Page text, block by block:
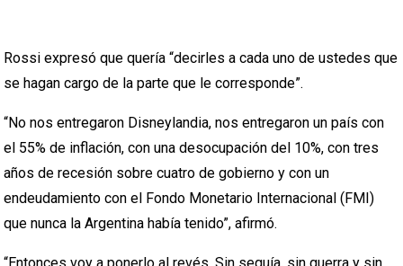
Rossi expresó que quería “decirles a cada uno de ustedes que
se hagan cargo de la parte que le corresponde”.
“No nos entregaron Disneylandia, nos entregaron un país con
el 55% de inflación, con una desocupación del 10%, con tres
años de recesión sobre cuatro de gobierno y con un
endeudamiento con el Fondo Monetario Internacional (FMI)
que nunca la Argentina había tenido”, afirmó.